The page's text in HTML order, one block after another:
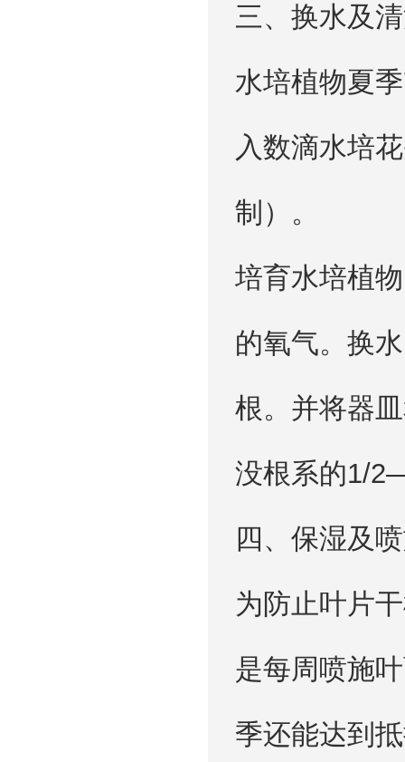
三、换水及
水培植物夏
入数滴水培
制）。
培育水培植
的氧气。换
根。并将器
没根系的1/
四、保湿及
为防止叶片
是每周喷施
季还能达到